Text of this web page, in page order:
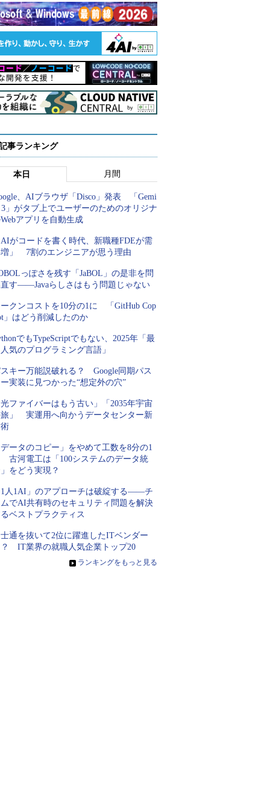
事ランキング
本日 月間
、AIブラウザ「Disco」発表 「Gemi
」がタブ上でユーザーのためのオリジナ
アプリを自動生成
がコードを書く時代、新職種FDEが需
」 7割のエンジニアが思う理由
っぽさを残す「JaBOL」の是非を問
す――Javaらしさはもう問題じゃない
クンコストを10分の1に 「GitHub Cop
」はどう削減したのか
でもTypeScriptでもない、2025年「最
気のプログラミング言語」
キー万能説破れる？ Google同期パス
実装に見つかった“想定外の穴”
ファイバーはもう古い」「2035年宇宙
」 実運用へ向かうデータセンター新
ータのコピー」をやめて工数を8分の1
古河電工は「100システムのデータ統
をどう実現？
人1AI」のアプローチは破綻する――チ
でAI共有時のセキュリティ問題を解決
ベストプラクティス
通を抜いて2位に躍進したITベンダー
IT業界の就職人気企業トップ20
» ランキングをもっと見る